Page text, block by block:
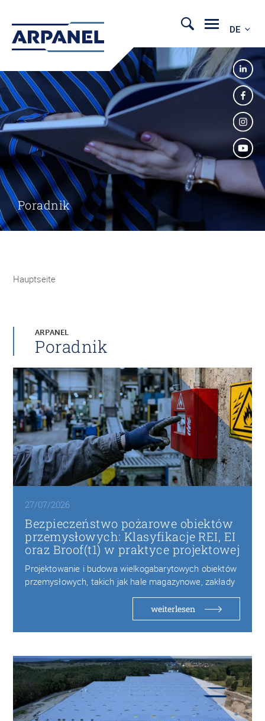
DE
Poradnik
Hauptseite
ARPANEL
Poradnik
27/07/2026
Bezpieczeństwo pożarowe obiektów
przemysłowych: Klasyfikacje REI, EI
oraz Broof(t1) w praktyce projektowej
Projektowanie i budowa wielkogabarytowych obiektów
przemysłowych, takich jak hale magazynowe, zakłady
produkcyjne czy centra logistyczne,…
weiterlesen